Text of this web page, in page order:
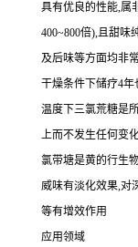
具有优良的性能,属
400~800倍),且甜味
及后味等方面均非
干燥条件下储疗4
温度下三氯荒糖是
上而不发生任何变化
氯带塘是黄的行生
威味有淡化效果,对
等有增效作用
应用领域